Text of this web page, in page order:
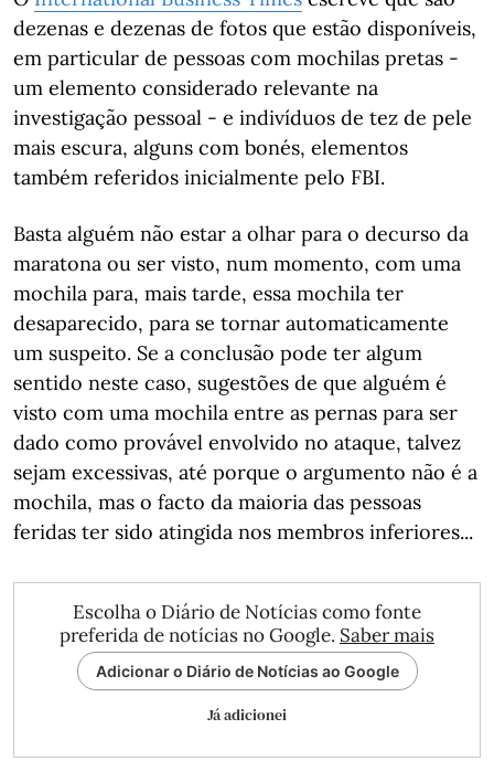
dezenas e dezenas de fotos que estão disponíveis,
em particular de pessoas com mochilas pretas -
um elemento considerado relevante na
investigação pessoal - e indivíduos de tez de pele
mais escura, alguns com bonés, elementos
também referidos inicialmente pelo FBI.
Basta alguém não estar a olhar para o decurso da
maratona ou ser visto, num momento, com uma
mochila para, mais tarde, essa mochila ter
desaparecido, para se tornar automaticamente
um suspeito. Se a conclusão pode ter algum
sentido neste caso, sugestões de que alguém é
visto com uma mochila entre as pernas para ser
dado como provável envolvido no ataque, talvez
sejam excessivas, até porque o argumento não é a
mochila, mas o facto da maioria das pessoas
feridas ter sido atingida nos membros inferiores...
Escolha o Diário de Notícias como fonte
preferida de notícias no Google. Saber mais
Adicionar o Diário de Notícias ao Google
Já adicionei